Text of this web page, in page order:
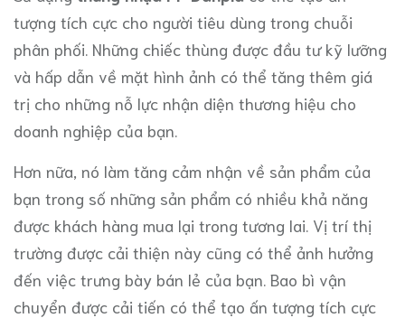
tượng tích cực cho người tiêu dùng trong chuỗi
phân phối. Những chiếc thùng được đầu tư kỹ lưỡng
và hấp dẫn về mặt hình ảnh có thể tăng thêm giá
trị cho những nỗ lực nhận diện thương hiệu cho
doanh nghiệp của bạn.
Hơn nữa, nó làm tăng cảm nhận về sản phẩm của
bạn trong số những sản phẩm có nhiều khả năng
được khách hàng mua lại trong tương lai. Vị trí thị
trường được cải thiện này cũng có thể ảnh hưởng
đến việc trưng bày bán lẻ của bạn. Bao bì vận
chuyển được cải tiến có thể tạo ấn tượng tích cực